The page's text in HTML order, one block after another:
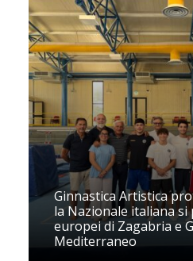
Ginnastica Artistica
la Nazionale italiana
europei di Zagabria e
Mediterraneo